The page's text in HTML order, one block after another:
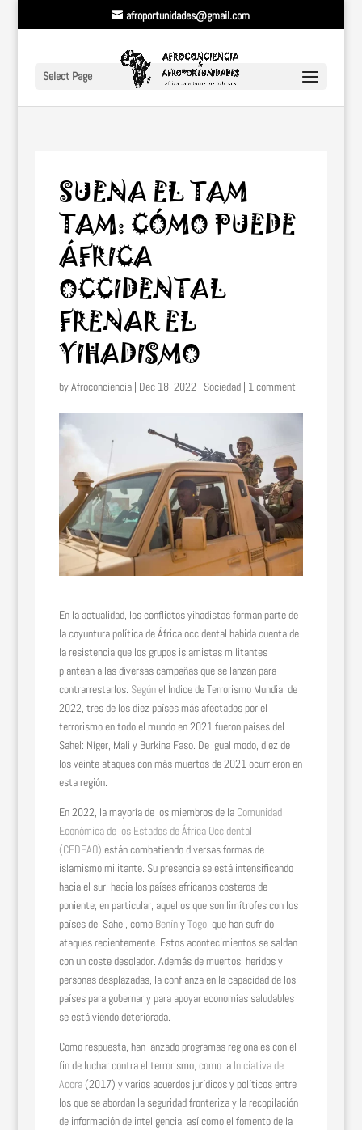
afroportunidades@gmail.com
Select Page
SUENA EL TAM
TAM: CÓMO PUEDE
ÁFRICA
OCCIDENTAL
FRENAR EL
YIHADISMO
byAfroconciencia| Dec 18, 2022 | Sociedad| 1 comment
En la actualidad, los conflictos yihadistas forman parte de
la coyuntura política de África occidental habida cuenta de
la resistencia que los grupos islamistas militantes
plantean a las diversas campañas que se lanzan para
contrarrestarlos. Segúnel Índice de Terrorismo Mundial de
2022, tres de los diez países más afectados por el
terrorismo en todo el mundo en 2021 fueron países del
Sahel: Níger, Mali y Burkina Faso. De igual modo, diez de
los veinte ataques con más muertos de 2021 ocurrieron en
esta región.
En 2022, la mayoría de los miembros de la Comunidad
Económica de los Estados de África Occidental
(CEDEAO) están combatiendo diversas formas de
islamismo militante. Su presencia se está intensificando
hacia el sur, hacia los países africanos costeros de
poniente; en particular, aquellos que son limítrofes con los
países del Sahel, como BenínyTogo, que han sufrido
ataques recientemente. Estos acontecimientos se saldan
con un coste desolador. Además de muertos, heridos y
personas desplazadas, la confianza en la capacidad de los
países para gobernar y para apoyar economías saludables
se está viendo deteriorada.
Como respuesta, han lanzado programas regionales con el
fin de luchar contra el terrorismo, como la Iniciativa de
Accra(2017) y varios acuerdos jurídicos y políticos entre
los que se abordan la seguridad fronteriza y la recopilación
de información de inteligencia, así como el fomento de la